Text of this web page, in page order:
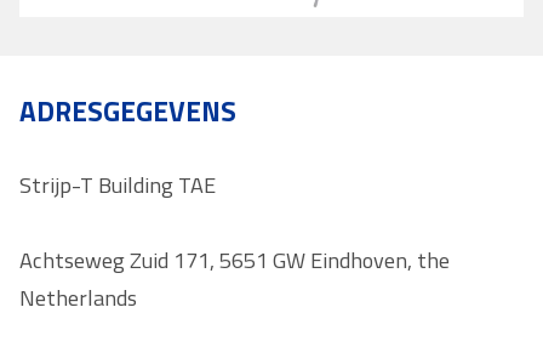
ADRESGEGEVENS
Strijp-T Building TAE
Achtseweg Zuid 171, 5651 GW Eindhoven, the
Netherlands